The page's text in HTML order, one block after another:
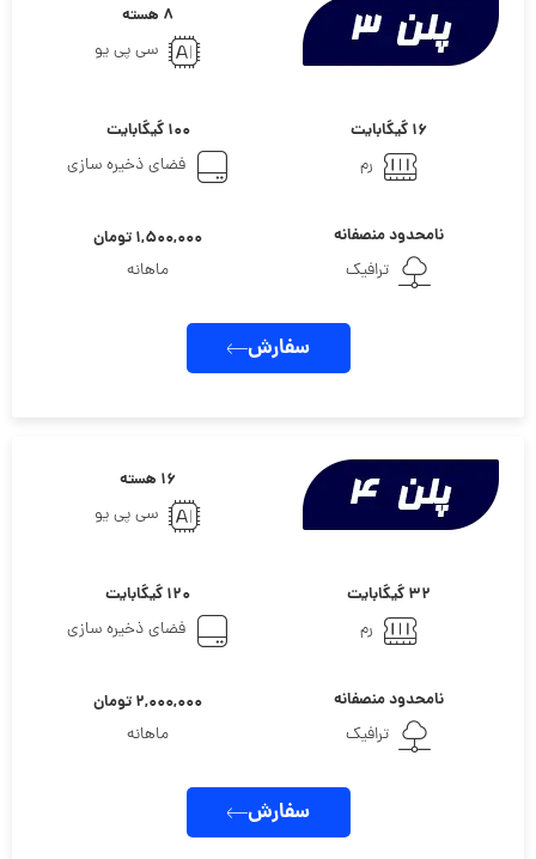
۸ هسته
سی پی یو
۱۶ گیگابایت
رم
۱۰۰ گیگابایت
فضای ذخیره سازی
نامحدود منصفانه
ترافیک
۱,۵۰۰,۰۰۰ تومان
ماهانه
سفارش
۱۶ هسته
سی پی یو
۳۲ گیگابایت
رم
۱۲۰ گیگابایت
فضای ذخیره سازی
نامحدود منصفانه
ترافیک
۲,۰۰۰,۰۰۰ تومان
ماهانه
سفارش